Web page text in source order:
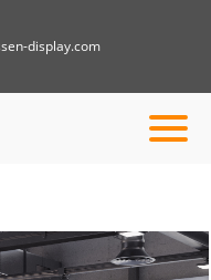
display.com